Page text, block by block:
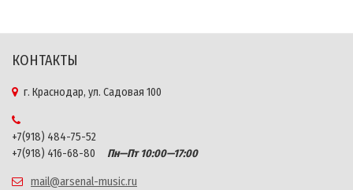
КОНТАКТЫ
г. Краснодар, ул. Садовая 100
+7(918) 484-75-52
+7(918) 416-68-80
Пн—Пт 10:00—17:00
mail@arsenal-music.ru